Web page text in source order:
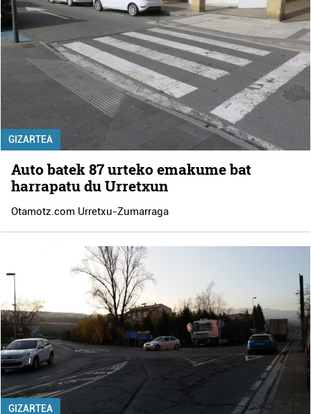
GIZARTEA
Auto batek 87 urteko emakume bat
harrapatu du Urretxun
Otamotz.com Urretxu-Zumarraga
GIZARTEA